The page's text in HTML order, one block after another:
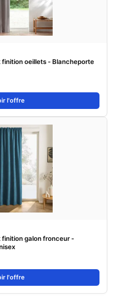
oeillets - Blancheporte
l'offre
galon fronceur -
l'offre